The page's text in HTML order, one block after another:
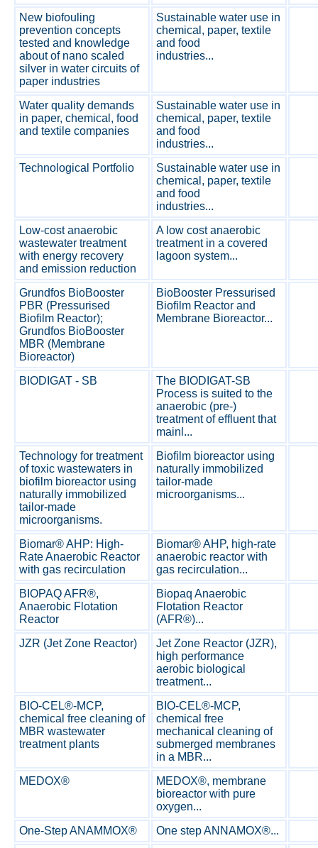
New biofouling
prevention concepts
tested and knowledge
about of nano scaled
silver in water circuits of
paper industries
Sustainable water use in
chemical, paper, textile
and food
industries...
Water quality demands
in paper, chemical, food
and textile companies
Sustainable water use in
chemical, paper, textile
and food
industries...
Technological Portfolio
Sustainable water use in
chemical, paper, textile
and food
industries...
Low-cost anaerobic
wastewater treatment
with energy recovery
and emission reduction
A low cost anaerobic
treatment in a covered
lagoon system...
Grundfos BioBooster
PBR (Pressurised
Biofilm Reactor);
Grundfos BioBooster
MBR (Membrane
Bioreactor)
BioBooster Pressurised
Biofilm Reactor and
Membrane Bioreactor...
BIODIGAT - SB
The BIODIGAT-SB
Process is suited to the
anaerobic (pre-)
treatment of effluent that
mainl...
Technology for treatment
of toxic wastewaters in
biofilm bioreactor using
naturally immobilized
tailor-made
microorganisms.
Biofilm bioreactor using
naturally immobilized
tailor-made
microorganisms...
Biomar® AHP: High-
Rate Anaerobic Reactor
with gas recirculation
Biomar® AHP, high-rate
anaerobic reactor with
gas recirculation...
BIOPAQ AFR®,
Anaerobic Flotation
Reactor
Biopaq Anaerobic
Flotation Reactor
(AFR®)...
JZR (Jet Zone Reactor)
Jet Zone Reactor (JZR),
high performance
aerobic biological
treatment...
BIO-CEL®-MCP,
chemical free cleaning of
MBR wastewater
treatment plants
BIO-CEL®-MCP,
chemical free
mechanical cleaning of
submerged membranes
in a MBR...
MEDOX®
MEDOX®, membrane
bioreactor with pure
oxygen...
One-Step ANAMMOX®
One step ANNAMOX®...